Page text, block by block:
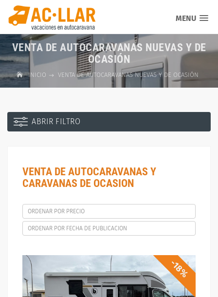
MENU
VENTA DE AUTOCARAVANAS NUEVAS Y DE
OCASIÓN
INICIO VENTA DE AUTOCARAVANAS NUEVAS Y DE OCASIÓN
ABRIR FILTRO
VENTA DE AUTOCARAVANAS Y
CARAVANAS DE OCASION
ORDENAR POR PRECIO
ORDENAR POR FECHA DE PUBLICACION
-18%